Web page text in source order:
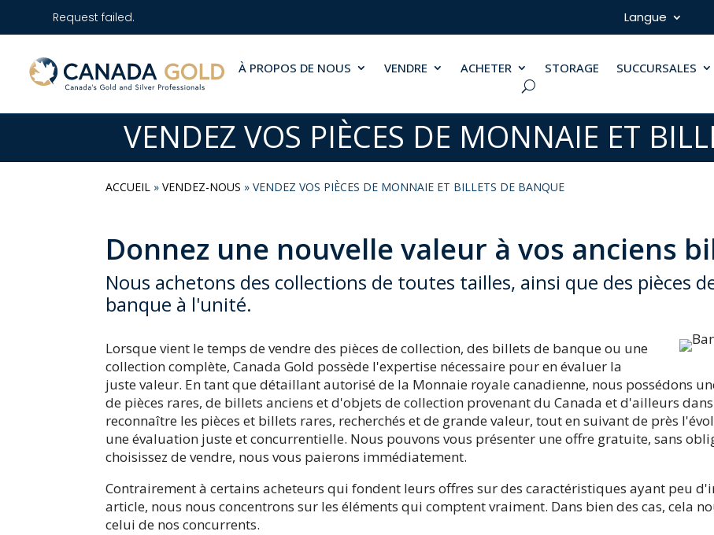
Request failed. Langue
À PROPOS DE NOUS VENDRE ACHETER STORAGE SUCCURSALES
VENDEZ VOS PIÈCES DE MONNAIE ET
ACCUEIL »VENDEZ-NOUS »VENDEZ VOS PIÈCES DE MONNAIE ET BILLETS DE BANQUE
Donnez une nouvelle valeur à vos anciens
Nous achetons des collections de toutes tailles, ainsi que des pièces
banque à l'unité.
Lorsque vient le temps de vendre des pièces de collection, des billets de banque ou une
collection complète, Canada Gold possède l'expertise nécessaire pour en évaluer la
juste valeur. En tant que détaillant autorisé de la Monnaie royale canadienne, nous possédons
de pièces rares, de billets anciens et d'objets de collection provenant du Canada et d'ailleurs
reconnaître les pièces et billets rares, recherchés et de grande valeur, tout en suivant de près
une évaluation juste et concurrentielle. Nous pouvons vous présenter une offre gratuite, sans
choisissez de vendre, nous vous paierons immédiatement.
Contrairement à certains acheteurs qui fondent leurs offres sur des caractéristiques ayant peu
article, nous nous concentrons sur les éléments qui comptent vraiment. Dans bien des cas, cela
celui de nos concurrents.